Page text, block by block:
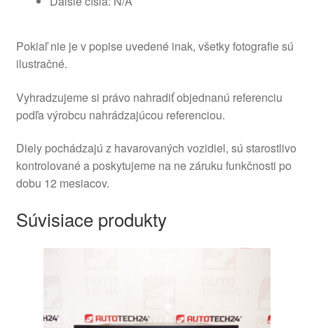
Pokiaľ nie je v popise uvedené inak, všetky fotografie sú
ilustračné.
Vyhradzujeme si právo nahradiť objednanú referenciu
podľa výrobcu nahrádzajúcou referenciou.
Diely pochádzajú z havarovaných vozidiel, sú starostlivo
kontrolované a poskytujeme na ne záruku funkčnosti po
dobu 12 mesiacov.
Súvisiace produkty